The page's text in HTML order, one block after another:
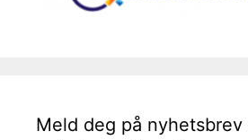
Meld deg på